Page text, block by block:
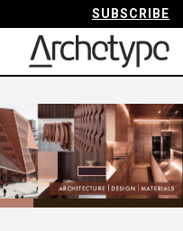
SUBSCRIBE